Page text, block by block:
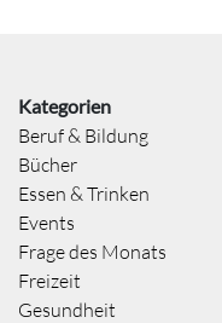
Kategorien
Beruf & Bildung
Bücher
Essen & Trinken
Events
Frage des Monats
Freizeit
Gesundheit